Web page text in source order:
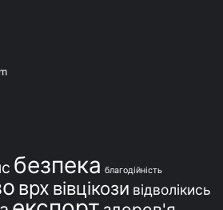
безпека благодійність
врх вівцікози відволікись